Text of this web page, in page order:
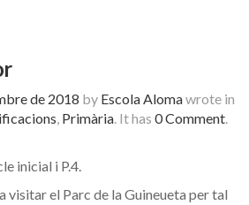
de 2018 by Escola Alomawrote in
, Primària. It has 0 Comment.
inicial i P.4.
visitar el Parc de la Guineueta per tal